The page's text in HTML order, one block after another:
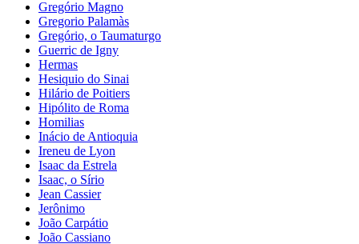
Gregório Magno
Gregorio Palamàs
Gregório, o Taumaturgo
Guerric de Igny
Hermas
Hesiquio do Sinai
Hilário de Poitiers
Hipólito de Roma
Homilias
Inácio de Antioquia
Ireneu de Lyon
Isaac da Estrela
Isaac, o Sírio
Jean Cassier
Jerônimo
João Carpátio
João Cassiano